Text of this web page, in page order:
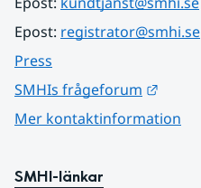
Epost: registrator@smhi.se
Press
SMHIs frågeforum
Mer kontaktinformation
SMHI-länkar